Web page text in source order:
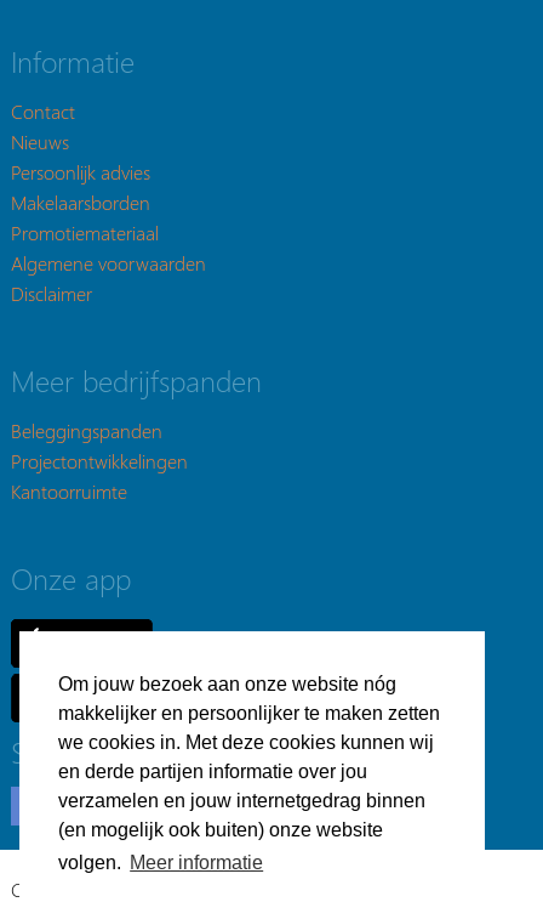
Om jouw bezoek aan onze website nóg
makkelijker en persoonlijker te maken zetten
we cookies in. Met deze cookies kunnen wij
en derde partijen informatie over jou
verzamelen en jouw internetgedrag binnen
(en mogelijk ook buiten) onze website
volgen. Meer informatie
Informatie
Contact
Nieuws
Persoonlijk advies
Makelaarsborden
Promotiemateriaal
Algemene voorwaarden
Disclaimer
Meer bedrijfspanden
Beleggingspanden
Projectontwikkelingen
Kantoorruimte
Onze app
Social
Copyright © Bedrijfsvastgoed.nl -